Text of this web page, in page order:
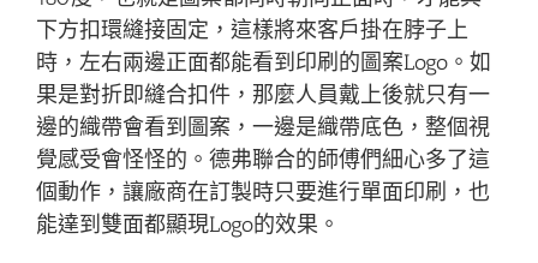
下方扣環縫接固定，這樣將來客戶掛在脖子上
時，左右兩邊正面都能看到印刷的圖案Logo。如
果是對折即縫合扣件，那麼人員戴上後就只有一
邊的織帶會看到圖案，一邊是織帶底色，整個視
覺感受會怪怪的。德弗聯合的師傅們細心多了這
個動作，讓廠商在訂製時只要進行單面印刷，也
能達到雙面都顯現Logo的效果。